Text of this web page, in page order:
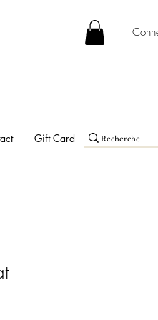
Gift Card